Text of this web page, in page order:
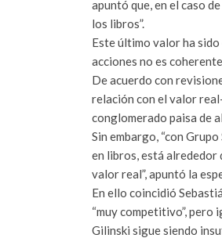
apuntó que, en el caso
los libros”.
Este último valor ha sido
acciones no es
De acuerdo con
relación con el valor
conglomerado paisa de
Sin embargo, “con
en libros, está alrededor
valor real”, apuntó la
En ello coincidió
“muy competitivo”, pero
Gilinski sigue siendo